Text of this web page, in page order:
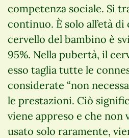
competenza sociale. Si
continuo. È solo all’età
cervello del bambino è
95%. Nella pubertà, il
esso taglia tutte le
considerate “non
le prestazioni. Ciò
viene appreso e che non
usato solo raramente,